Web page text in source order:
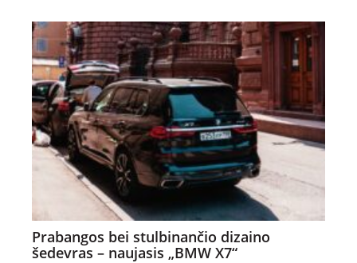
Prabangos bei stulbinančio dizaino
šedevras – naujasis „BMW X7“